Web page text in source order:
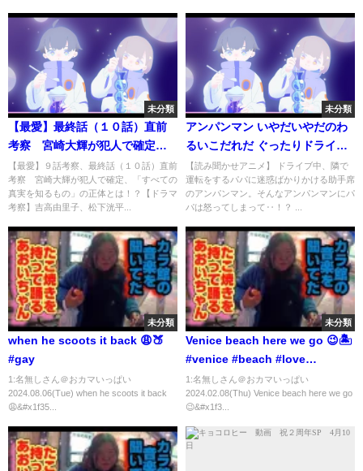
未分類
【最愛】最終話（１０話）直前
考察 宮崎大輝が犯人で確定、
「すべての真実を知るもの」の
正体とは！？【ドラマ考察】吉
高由里子、松下洸平、田中みな
【最愛】９話考察、最終話（１０話）直前
考察 宮崎大輝が犯人で確定、「すべての
真実を知るもの」の正体とは！？【ドラマ
考察】吉高由里子、松下洸平...
未分類
アンパンマン いやだいやだのわ
るいこだれだ ぐったりドライブ
編 遠足 おでかけ 車 ピクニック
躾 生活習慣 知育 マナー 赤ちゃ
ん泣き止む 笑う 喜ぶ 子供が喜ぶ
【読み聞かせアニメ】 ドライブ中、隣で
運転をするパパに迷惑ばかりかける助手席
のアンパンマン。そんなアンパンマンにパ
パは怒ってしまって‥！？ ...
未分類
when he scoots it back 😩🍑
#gay
1:名無しさん＠おカマいっぱい
2024.08.06(Tue) when he scoots it back
😩&#x1f35...
未分類
Venice beach here we go 😉🏝️
#venice #beach #love
#wonderful #gay
1:名無しさん＠おカマいっぱい
2024.02.08(Thu) Venice beach here we go
😉&#x1f3...